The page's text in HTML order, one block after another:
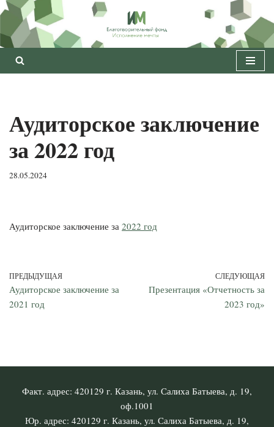
Перейти
к
содержимому
Аудиторское заключение
за 2022 год
28.05.2024
Аудиторское заключение за 2022 год
ПРЕДЫДУЩАЯ
Аудиторское заключение за
2021 год
СЛЕДУЮЩАЯ
Презентация «Отчетность за
2023 год»
Факт. адрес: 420129 г. Казань, ул. Салиха Батыева, д. 19,
оф.1001
Юр. адрес: 420129 г. Казань, ул. Салиха Батыева, д. 19,